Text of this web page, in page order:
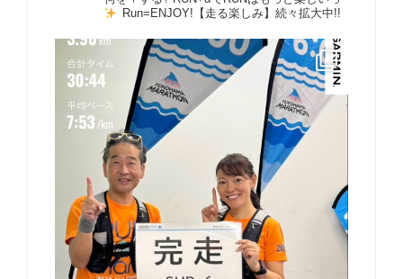
Run=ENJOY!【走る楽しみ】続々拡大中!!